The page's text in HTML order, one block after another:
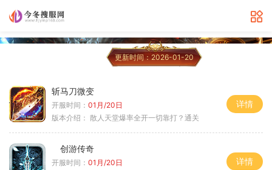
更新时间：2026-01-20
斩马刀微变
开服时间： 01月/20日
版本介绍： 散人天堂爆率全开一切靠打？通关
详情
创游传奇
开服时间： 01月/20日
详情